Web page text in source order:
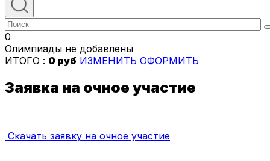
0
Олимпиады не добавлены
ИТОГО : 0 руб ИЗМЕНИТЬ ОФОРМИТЬ
Заявка на очное участие
Скачать заявку на очное участие